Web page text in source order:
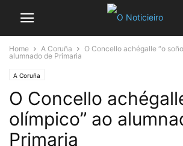
Home A Coruña
O Concello achégalle “o
alumnado de Primaria
A Coruña
O Concello
olímpico” ao
Primaria